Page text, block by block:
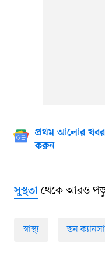
প্রথম আলোর
করুন
সুস্থতাথেকে আরও
স্বাস্থ্য স্তন